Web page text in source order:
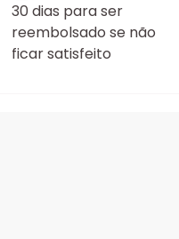
30 dias para ser
reembolsado se não
ficar satisfeito